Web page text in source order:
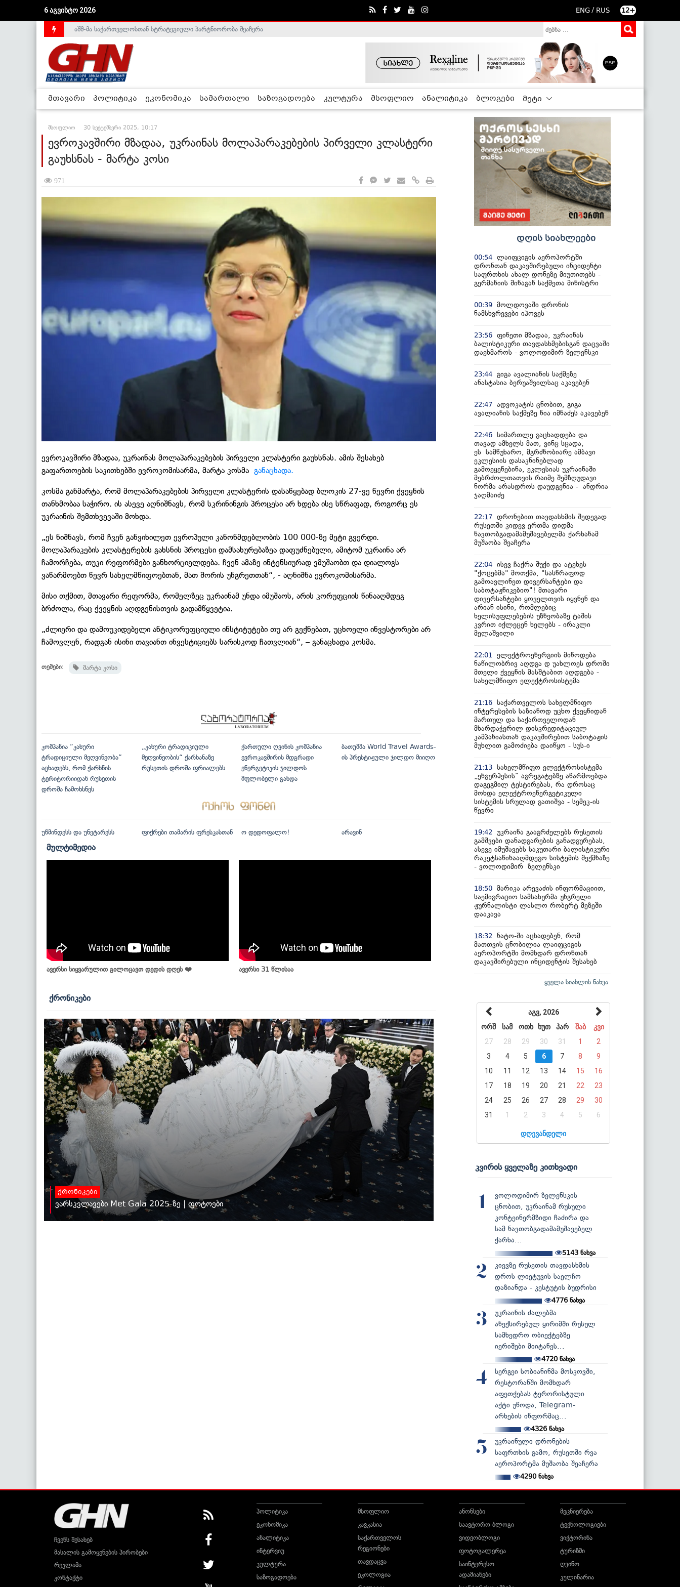
6 აგვისტო 2026 ENG / RUS 12+
საქართველოს დე-ფაქტო მთავრობა არალეგიტიმურია - ჰელსინკის კომისია
აშშ-მა საქართველოსთან სტრატეგიული პარტნიორობა შეაჩერა
მთავარი პოლიტიკა ეკონომიკა სამართალი საზოგადოება კულტურა მსოფლიო ანალიტიკა ბლოგები მეტი
მსოფლიო 30 სექტემბერი 2025, 10:17
ევროკავშირი მზადაა, უკრაინას მოლაპარაკებების პირველი კლასტერი
გაუხსნას - მარტა კოსი
971
ევროკავშირი მზადაა, უკრაინას მოლაპარაკებების პირველი კლასტერი გაუხსნას. ამის შესახებ
გაფართოების საკითხებში ევროკომისარმა, მარტა კოსმა განაცხადა.
კოსმა განმარტა, რომ მოლაპარაკებების პირველი კლასტერის დასაწყებად ბლოკის 27-ვე წევრი ქვეყნის
თანხმობაა საჭირო. ის ასევე აღნიშნავს, რომ სკრინინგის პროცესი არ ხდება ისე სწრაფად, როგორც ეს
უკრაინის შემთხვევაში მოხდა.
„ეს ნიშნავს, რომ ჩვენ განვიხილეთ ევროპული კანონმდებლობის 100 000-ზე მეტი გვერდი.
მოლაპარაკების კლასტერების გახსნის პროცესი დამსახურებაზეა დაფუძნებული, ამიტომ უკრაინა არ
ჩამორჩება, თუკი რეფორმები განხორციელდება. ჩვენ ამაზე ინტენსიურად ვმუშაობთ და დიალოგს
ვაწარმოებთ წევრ სახელმწიფოებთან, მათ შორის უნგრეთთან“, - აღნიშნა ევროკომისარმა.
მისი თქმით, მთავარი რეფორმა, რომელზეც უკრაინამ უნდა იმუშაოს, არის კორუფციის წინააღმდეგ
ბრძოლა, რაც ქვეყნის აღდგენისთვის გადამწყვეტია.
„ძლიერი და დამოუკიდებელი ანტიკორუფციული ინსტიტუტები თუ არ გექნებათ, უცხოელი ინვესტორები არ
ჩამოვლენ, რადგან ისინი თავიანთ ინვესტიციებს სარისკოდ ჩათვლიან“, – განაცხადა კოსმა.
თემები: მარტა კოსი
კომპანია “კახური
ტრადიციული მეღვინეობა”
აცხადებს, რომ ქარხნის
ტერიტორიიდან რუსეთის
დროშა ჩამოხსნეს
„კახური ტრადიციული
მეღვინეობის“ ქარხანაზე
რუსეთის დროშა ფრიალებს
ქართული ღვინის კომპანია
ევროკავშირის მდგრადი
ენერგეტიკის ჯილდოს
მფლობელი გახდა
ბათუმმა World Travel Awards-
ის პრესტიჟული ჯილდო მიიღო
უწმინდესს და უნეტარესს ფიქრები თამარის ფრესკასთან ო დედოფალო! არავინ
მულტიმედია
ავერსი სიყვარულით გილოცავთ დედის დღეს ❤️ ავერსი 31 წლისაა
ქრონიკები
ქრონიკები
ვარსკვლავები Met Gala 2025-ზე | ფოტოები
დღის სიახლეები
00:54 ლაიფციგის აეროპორტში
დრონთან დაკავშირებული ინციდენტი
საფრთხის ახალ დონეზე მიუთითებს -
გერმანიის შინაგან საქმეთა მინისტრი
00:39 მოლდოვაში დრონის
ნამსხვრევები იპოვეს
23:56 ფინეთი მზადაა, უკრაინას
ბალისტიკური თავდასხმებისგან დაცვაში
დაეხმაროს - ვოლოდიმირ ზელენსკი
23:44 გიგა ავალიანის საქმეზე
ანასტასია ბერუაშვილსაც აკავებენ
22:47 ადვოკატის ცნობით, გიგა
ავალიანის საქმეზე ნია იმნაძეს აკავებენ
22:46 სიმართლე გაცხადდება და
თავად ამხელს მათ, ვინც სცადა,
ეს სამწუხარო, მგრძნობიარე ამბავი
ეკლესიის დასაკნინებლად
გამოეყენებინა, ეკლესიას უკრაინაში
მებრძოლთათვის რაიმე შემზღუდავი
ნორმა არასდროს დაუდგენია - ანდრია
ჯაღმაიძე
22:17 დრონებით თავდასხმის შედეგად
რუსეთში კიდევ ერთმა დიდმა
ნავთობგადამამუშავებელმა ქარხანამ
მუშაობა შეაჩერა
22:04 ისევ ჩაქრა შუქი და ატეხეს
"ქოცებმა" მოთქმა, "სასწრაფოდ
გამოავლინეთ დივერსანტები და
საბოტაჟნიკებიო"! მთავარი
დივერსანტები ყოველთვის იყვნენ და
არიან ისინი, რომლებიც
ხელისუფლებების უზნეობაზე ტაშის
კვრით იქლეცენ ხელებს - ირაკლი
მელაშვილი
22:01
ელექტროენერგიის მიწოდება
ნაწილობრივ აღდგა დ უახლოეს დროში
მთელი ქვეყნის მასშტაბით აღდგება -
სახელმწიფო ელექტროსისტემა
21:16 საქართველოს სახელმწიფო
ინტერესების საზიანოდ უცხო ქვეყნიდან
მართულ და საქართველოდან
მხარდაჭერილ დისკრედიტაციულ
კამპანიასთან დაკავშირებით საბოტაჟის
მუხლით გამოძიება დაიწყო - სუს-ი
21:13 სახელმწიფო ელექტროსისტემა
„ენგურჰესის“ აგრეგატებზე აწარმოებდა
დაგეგმილ ტესტირებას, რა დროსაც
მოხდა ელექტროენერგეტიკული
სისტემის სრულად გათიშვა - სემეკ-ის
წევრი
19:42
უკრაინა გააგრძელებს რუსეთის
გამშვები დანადგარების განადგურებას,
ასევე იმუშავებს საკუთარი ბალისტიკური
რაკეტსაწინააღმდეგო სისტემის შექმნაზე
- ვოლოდიმირ ზელენსკი
18:50 მარიკა არევაძის ინფორმაციით,
საემიგრაციო სამსახურმა უნგრელი
ჟურნალისტი ლასლო რობერტ მეზეში
დააკავა
18:32
ნატო-ში აცხადებენ, რომ
მათთვის ცნობილია ლაიფციგის
აეროპორტში მომხდარ დრონთან
დაკავშირებული ინციდენტის შესახებ
ყველა სიახლის ნახვა
აგვ, 2026
ორშ
სამ ოთხ ხუთ პარ შაბ
კვი
27
28 29 30 31 1
2
3
4 5 6 7 8
9
10
11 12 13 14 15
16
17
18 19 20 21 22
23
24
25 26 27 28 29
30
31
1 2 3 4 5 6
დღევანდელი
კვირის ყველაზე კითხვადი
1
ვოლოდიმირ ზელენსკის
ცნობით, უკრაინამ რუსული
კონტეინერმზიდი ჩაძირა და
სამ ნავთობგადამამუშავებელ
ქარხა...
5143 ნახვა
2
კიევზე რუსეთის თავდასხმის
დროს ლიეტუვის საელჩო
დაზიანდა - კესტუტის ბუდრისი
4776ნახვა
3
უკრაინის ძალებმა
ანექსირებულ ყირიმში რუსულ
სამხედრო ობიექტებზე
იერიშები მიიტანეს...
4720ნახვა
4
სერგეი სობიანინმა მოსკოვში,
რესტორანში მომხდარ
აფეთქებას ტერორისტული
აქტი უწოდა, Telegram-
არხების ინფორმაც...
4326ნახვა
5
უკრაინული დრონების
საფრთხის გამო, რუსეთში რვა
აეროპორტმა მუშაობა შეაჩერა
4290ნახვა
ჩვენს შესახებ
მასალის გამოყენების პირობები
რეკლამა
კონტაქტი
პოლიტიკა
ეკონომიკა
ანალიტიკა
ინტერვიუ
კულტურა
საზოგადოება
მსოფლიო
კავკასია
საქართველოს
რეგიონები
თავდაცვა
ეკოლოგია
ანონსები
საავტორო ბლოგი
ვიდეობლოგი
ფოტოგალერეა
საინტერესო
ადამიანები
მეცნიერება
ტექნოლოგიები
ვიქტორინა
ტურიზმი
ღვინო
კულინარია